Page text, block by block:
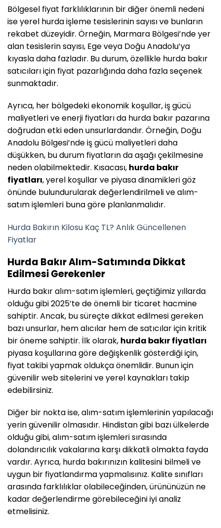
Bölgesel fiyat farklılıklarının bir diğer önemli nedeni
ise yerel hurda işleme tesislerinin sayısı ve bunların
rekabet düzeyidir. Örneğin, Marmara Bölgesi’nde yer
alan tesislerin sayısı, Ege veya Doğu Anadolu’ya
kıyasla daha fazladır. Bu durum, özellikle hurda bakır
satıcıları için fiyat pazarlığında daha fazla seçenek
sunmaktadır.
Ayrıca, her bölgedeki ekonomik koşullar, iş gücü
maliyetleri ve enerji fiyatları da hurda bakır pazarına
doğrudan etki eden unsurlardandır. Örneğin, Doğu
Anadolu Bölgesi’nde iş gücü maliyetleri daha
düşükken, bu durum fiyatların da aşağı çekilmesine
neden olabilmektedir. Kısacası, hurda bakır
fiyatları, yerel koşullar ve piyasa dinamikleri göz
önünde bulundurularak değerlendirilmeli ve alım-
satım işlemleri buna göre planlanmalıdır.
Hurda Bakırın Kilosu Kaç TL? Anlık Güncellenen
Fiyatlar
Hurda Bakır Alım-Satımında Dikkat
Edilmesi Gerekenler
Hurda bakır alım-satım işlemleri, geçtiğimiz yıllarda
olduğu gibi 2025’te de önemli bir ticaret hacmine
sahiptir. Ancak, bu süreçte dikkat edilmesi gereken
bazı unsurlar, hem alıcılar hem de satıcılar için kritik
bir öneme sahiptir. İlk olarak, hurda bakır fiyatları
piyasa koşullarına göre değişkenlik gösterdiği için,
fiyat takibi yapmak oldukça önemlidir. Bunun için
güvenilir web sitelerini ve yerel kaynakları takip
edebilirsiniz.
Diğer bir nokta ise, alım-satım işlemlerinin yapılacağı
yerin güvenilir olmasıdır. Hindistan gibi bazı ülkelerde
olduğu gibi, alım-satım işlemleri sırasında
dolandırıcılık vakalarına karşı dikkatli olmakta fayda
vardır. Ayrıca, hurda bakırınızın kalitesini bilmeli ve
uygun bir fiyatlandırma yapmalısınız. Kalite sınıfları
arasında farklılıklar olabileceğinden, ürününüzün ne
kadar değerlendirme görebileceğini iyi analiz
etmelisiniz.